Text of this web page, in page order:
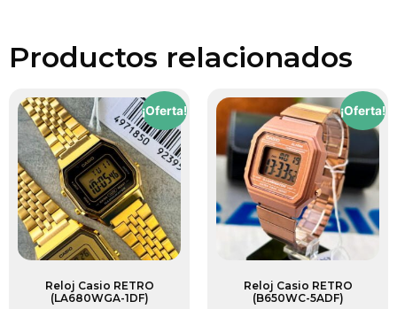
Productos relacionados
¡Oferta!
Reloj Casio RETRO
(LA680WGA-1DF)
¡Oferta!
Reloj Casio RETRO
(B650WC-5ADF)